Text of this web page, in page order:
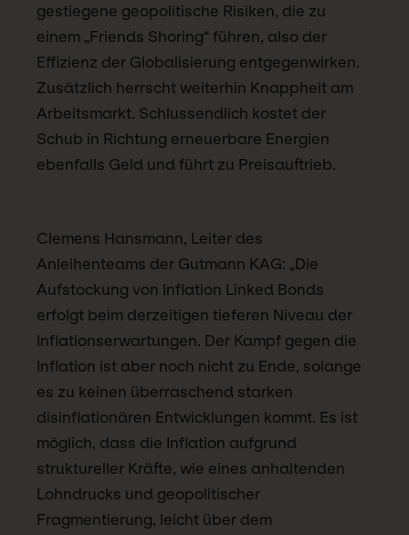
gestiegene geopolitische Risiken, die zu
einem „Friends Shoring“ führen, also der
Effizienz der Globalisierung entgegenwirken.
Zusätzlich herrscht weiterhin Knappheit am
Arbeitsmarkt. Schlussendlich kostet der
Schub in Richtung erneuerbare Energien
ebenfalls Geld und führt zu Preisauftrieb.
Clemens Hansmann, Leiter des
Anleihenteams der Gutmann KAG: „Die
Aufstockung von Inflation Linked Bonds
erfolgt beim derzeitigen tieferen Niveau der
Inflationserwartungen. Der Kampf gegen die
Inflation ist aber noch nicht zu Ende, solange
es zu keinen überraschend starken
disinflationären Entwicklungen kommt. Es ist
möglich, dass die Inflation aufgrund
struktureller Kräfte, wie eines anhaltenden
Lohndrucks und geopolitischer
Fragmentierung, leicht über dem